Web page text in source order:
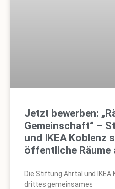
Jetzt bewerben:
Gemeinschaft“ –
und IKEA Koblenz
öffentliche Räume
Die Stiftung Ahrtal und
drittes gemeinsames